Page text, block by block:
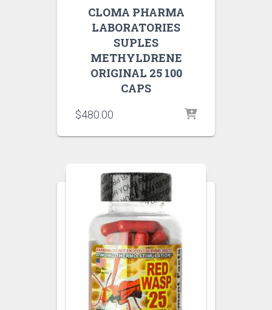
CLOMA PHARMA
LABORATORIES
SUPLES
METHYLDRENE
ORIGINAL 25 100
CAPS
$480.00